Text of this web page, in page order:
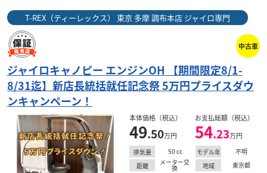
ホンダ アルファーオート
ジャイロキャノピー２型 後期型 ＴＡ０３－１００ 大
型リアボ...
本体価格:44.80万円 （税込）
ケイ素系ガラスコーティング剤「ＨＯＰＩＴＯＳ－ＫＡＲ
T-REX（ティーレックス） 東京 多摩 調布本店 ジャイロ専門
中古車
ジャイロキャノピー エンジンOH 【期間限定8/1-
8/31迄】新店長統括就任記念祭 5万円プライスダウ
ンキャンペーン！
本体価格（税込）
49.50万円
お支払総額（税込）
54.23万円
排気量 50 cc モデル年
不明
距離
メーター交
換 地域
東京都